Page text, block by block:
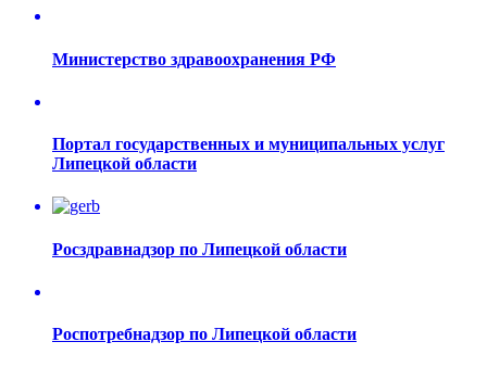
Министерство здравоохранения РФ
Портал государственных и муниципальных услуг
Липецкой области
Росздравнадзор по Липецкой области
Роспотребнадзор по Липецкой области